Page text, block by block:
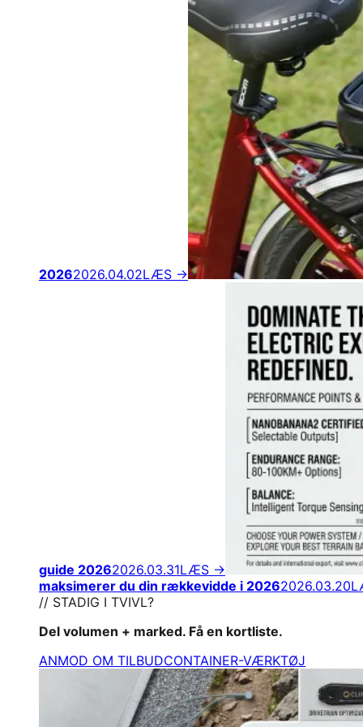
20262026.04.02LÆS →
guide 20262026.03.31LÆS →
maksimerer du din rækkevidde i 20262026.03.20
// STADIG I TVIVL?
Del volumen + marked. Få en kortliste.
ANMOD OM TILBUDCONTAINER-VÆRKTØJ